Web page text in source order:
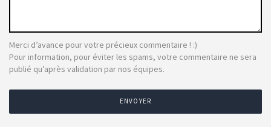
Merci d’avance pour votre précieux commentaire ! :)
Pour information, pour éviter les spams, votre commentaire ne sera
publié qu’après validation par nos équipes.
ENVOYER